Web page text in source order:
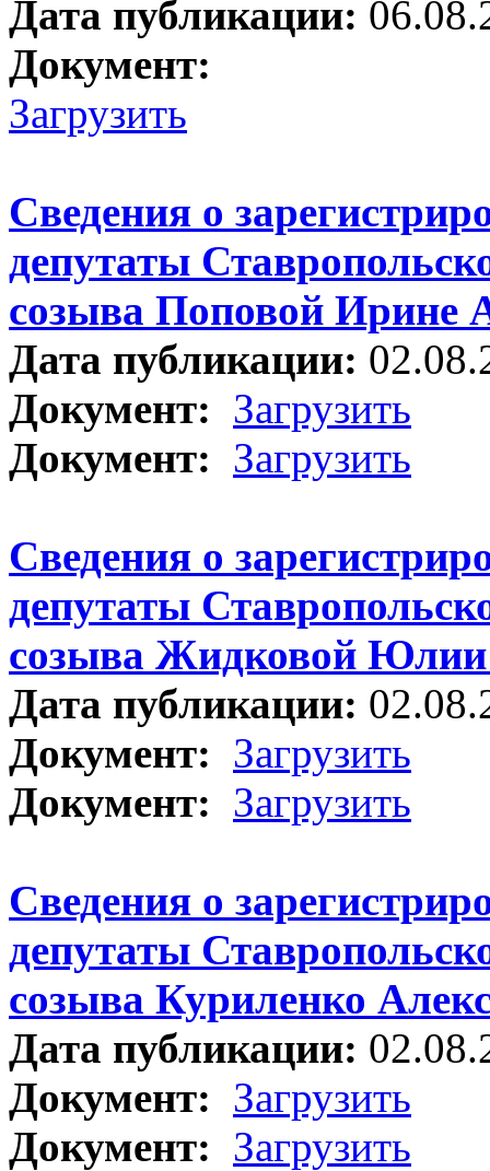
Дата публикации:
Документ:
Загрузить
Сведения о
депутаты
созыва Поповой Ирине
Дата публикации:
Документ: Загрузить
Документ: Загрузить
Сведения о
депутаты
созыва Жидковой Юлии
Дата публикации:
Документ: Загрузить
Документ: Загрузить
Сведения о
депутаты
созыва Куриленко
Дата публикации:
Документ: Загрузить
Документ: Загрузить